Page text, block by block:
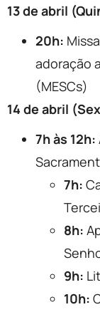
13 de abril
20h:
adoração
(MESCs)
14 de abril
7h às 12h:
7h:
8h:
9h:
10h: